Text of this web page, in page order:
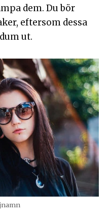
dem. Du bör
eftersom dessa
ut.